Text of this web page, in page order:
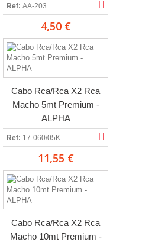
Ref: AA-203
4,50 €
Cabo Rca/Rca X2 Rca
Macho 5mt Premium -
ALPHA
Ref: 17-060/05K
11,55 €
Cabo Rca/Rca X2 Rca
Macho 10mt Premium -